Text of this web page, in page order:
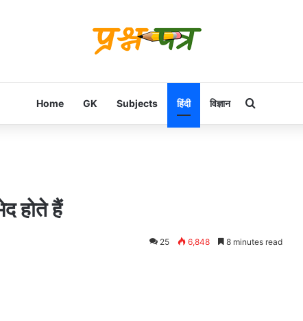
Home GK Subjects हिंदी विज्ञान Search for
होते हैं
25 6,848 8 minutes read